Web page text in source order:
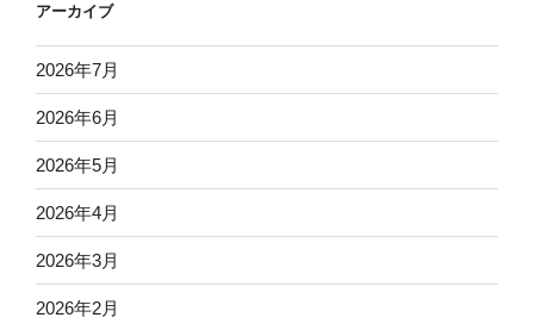
アーカイブ
2026年7月
2026年6月
2026年5月
2026年4月
2026年3月
2026年2月